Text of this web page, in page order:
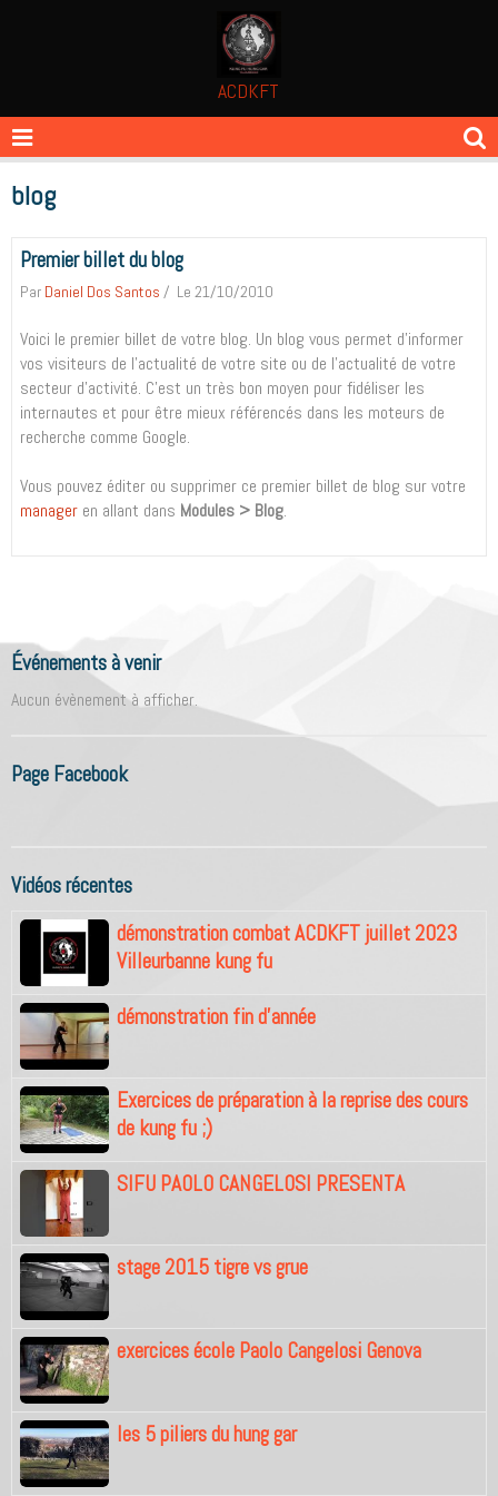
ACDKFT
blog
Premier billet du blog
Par Daniel Dos Santos Le 21/10/2010
Voici le premier billet de votre blog. Un blog vous permet d'informer
vos visiteurs de l'actualité de votre site ou de l'actualité de votre
secteur d'activité. C'est un très bon moyen pour fidéliser les
internautes et pour être mieux référencés dans les moteurs de
recherche comme Google.
Vous pouvez éditer ou supprimer ce premier billet de blog sur votre
manager en allant dans Modules > Blog.
Événements à venir
Aucun évènement à afficher.
Page Facebook
Vidéos récentes
démonstration combat ACDKFT juillet 2023
Villeurbanne kung fu
démonstration fin d'année
Exercices de préparation à la reprise des cours
de kung fu ;)
SIFU PAOLO CANGELOSI PRESENTA
stage 2015 tigre vs grue
exercices école Paolo Cangelosi Genova
les 5 piliers du hung gar